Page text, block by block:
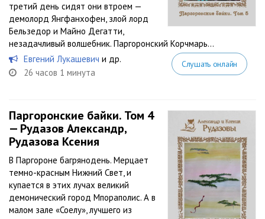
третий день сидят они втроем —
демолорд Янгфанхофен, злой лорд
Бельзедор и Майно Дегатти,
незадачливый волшебник. Паргоронский Корчмарь...
Евгений Лукашевич и др.
26 часов 1 минута
Слушать онлайн
Паргоронские байки. Том 4
— Рудазов Александр,
Рудазова Ксения
В Паргороне багрянодень. Мерцает
темно-красным Нижний Свет, и
купается в этих лучах великий
демонический город Мпораполис. А в
малом зале «Соелу», лучшего из